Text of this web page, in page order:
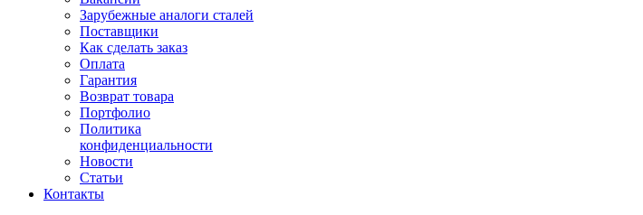
Зарубежные аналоги сталей
Поставщики
Как сделать заказ
Оплата
Гарантия
Возврат товара
Портфолио
Политика
конфиденциальности
Новости
Статьи
Контакты